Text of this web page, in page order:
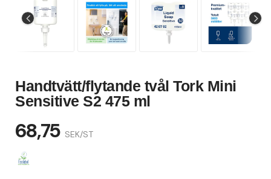
Handtvätt/flytande tvål Tork Mini
Sensitive S2 475 ml
68,75 SEK/ST